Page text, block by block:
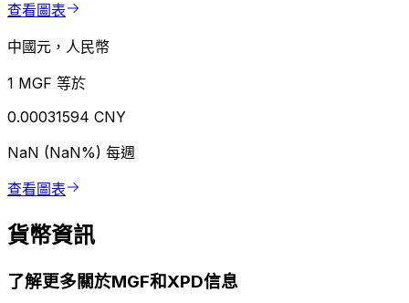
查看圖表
中國元，人民幣
1 MGF 等於
0.00031594 CNY
NaN (NaN%) 每週
查看圖表
貨幣資訊
了解更多關於MGF和XPD信息